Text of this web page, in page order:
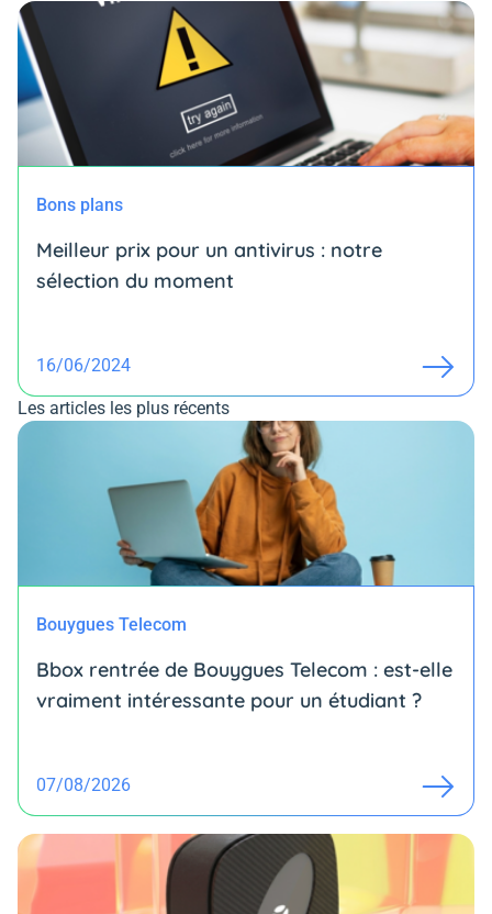
Bons plans
Meilleur prix pour un antivirus : notre
sélection du moment
16/06/2024
Les articles les plus récents
Bouygues Telecom
Bbox rentrée de Bouygues Telecom : est-elle
vraiment intéressante pour un étudiant ?
07/08/2026